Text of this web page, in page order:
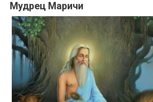
Мудрец Маричи